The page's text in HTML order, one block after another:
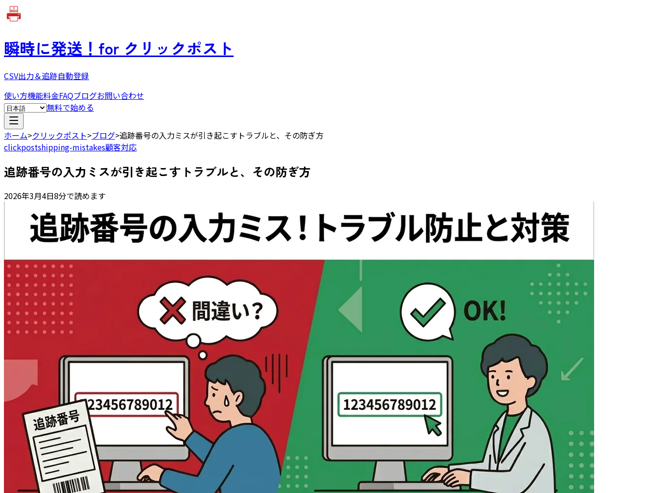
瞬時に発送！ for クリックポスト
CSV出力＆追跡自動登録
使い方機能料金FAQブログお問い合わせ
無料で始める
ホーム>クリックポスト>ブログ>追跡番号の入力ミスが引き起こすトラブルと、その防ぎ方
clickpostshipping-mistakes顧客対応
追跡番号の入力ミスが引き起こすトラブルと、その防ぎ方
2026年3月4日8分で読めます